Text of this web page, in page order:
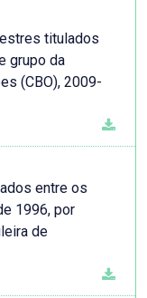
titulados
grupo da
(CBO), 2009-
entre os
1996, por
de